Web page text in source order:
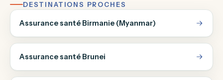
DESTINATIONS PROCHES
Assurance santé Birmanie (Myanmar)
Assurance santé Brunei